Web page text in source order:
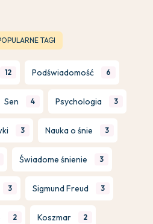
TAGI
12 Podświadomość 6
Sen 4 Psychologia 3
3 Nauka o śnie 3
Świadome śnienie 3
3 Sigmund Freud 3
2 Koszmar 2